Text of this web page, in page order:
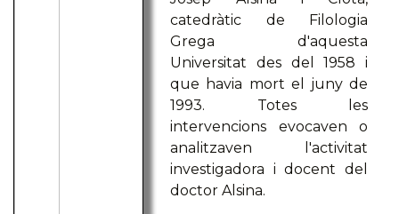
catedràtic de Filologia
Grega d'aquesta
Universitat des del 1958 i
que havia mort el juny de
1993. Totes les
intervencions evocaven o
analitzaven l'activitat
investigadora i docent del
doctor Alsina.